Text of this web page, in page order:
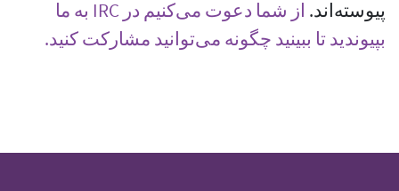
پیوسته‌اند.
از شما دعوت می‌کنیم در IRC به ما
بپیوندید تا ببینید چگونه می‌توانید مشارکت کنید.